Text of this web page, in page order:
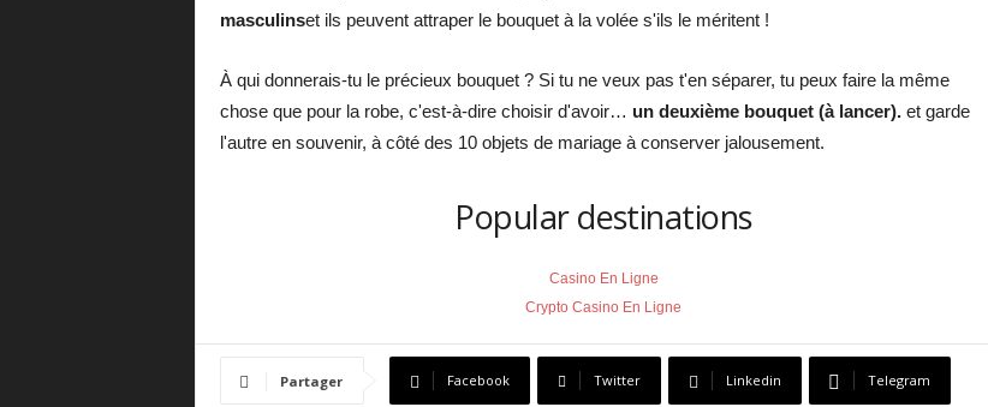
masculinset ils peuvent attraper le bouquet à la volée s'ils le méritent !
À qui donnerais-tu le précieux bouquet ? Si tu ne veux pas t'en séparer, tu peux faire la même
chose que pour la robe, c'est-à-dire choisir d'avoir… un deuxième bouquet (à lancer).et garde
l'autre en souvenir, à côté des 10 objets de mariage à conserver jalousement.
Popular destinations
Casino En Ligne
Crypto Casino En Ligne
Partager Facebook Twitter Linkedin Telegram